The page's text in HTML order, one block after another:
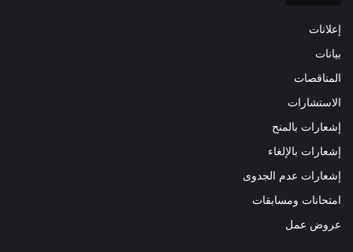
إعلانات
بيانات
المناقصات
الاستشارات
إشعارات بالمنح
إشعارات بالإلغاء
إشعارات عدم الجدوى
امتحانات ومسابقات
عروض عمل